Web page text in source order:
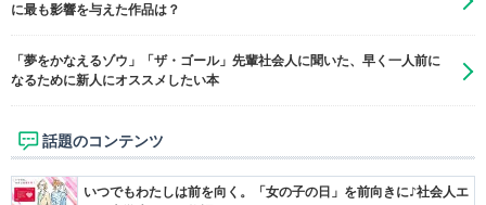
に最も影響を与えた作品は？
「夢をかなえるゾウ」「ザ・ゴール」先輩社会人に聞いた、早く一人前に
なるために新人にオススメしたい本
話題のコンテンツ
いつでもわたしは前を向く。「女の子の日」を前向きに♪社会人エ